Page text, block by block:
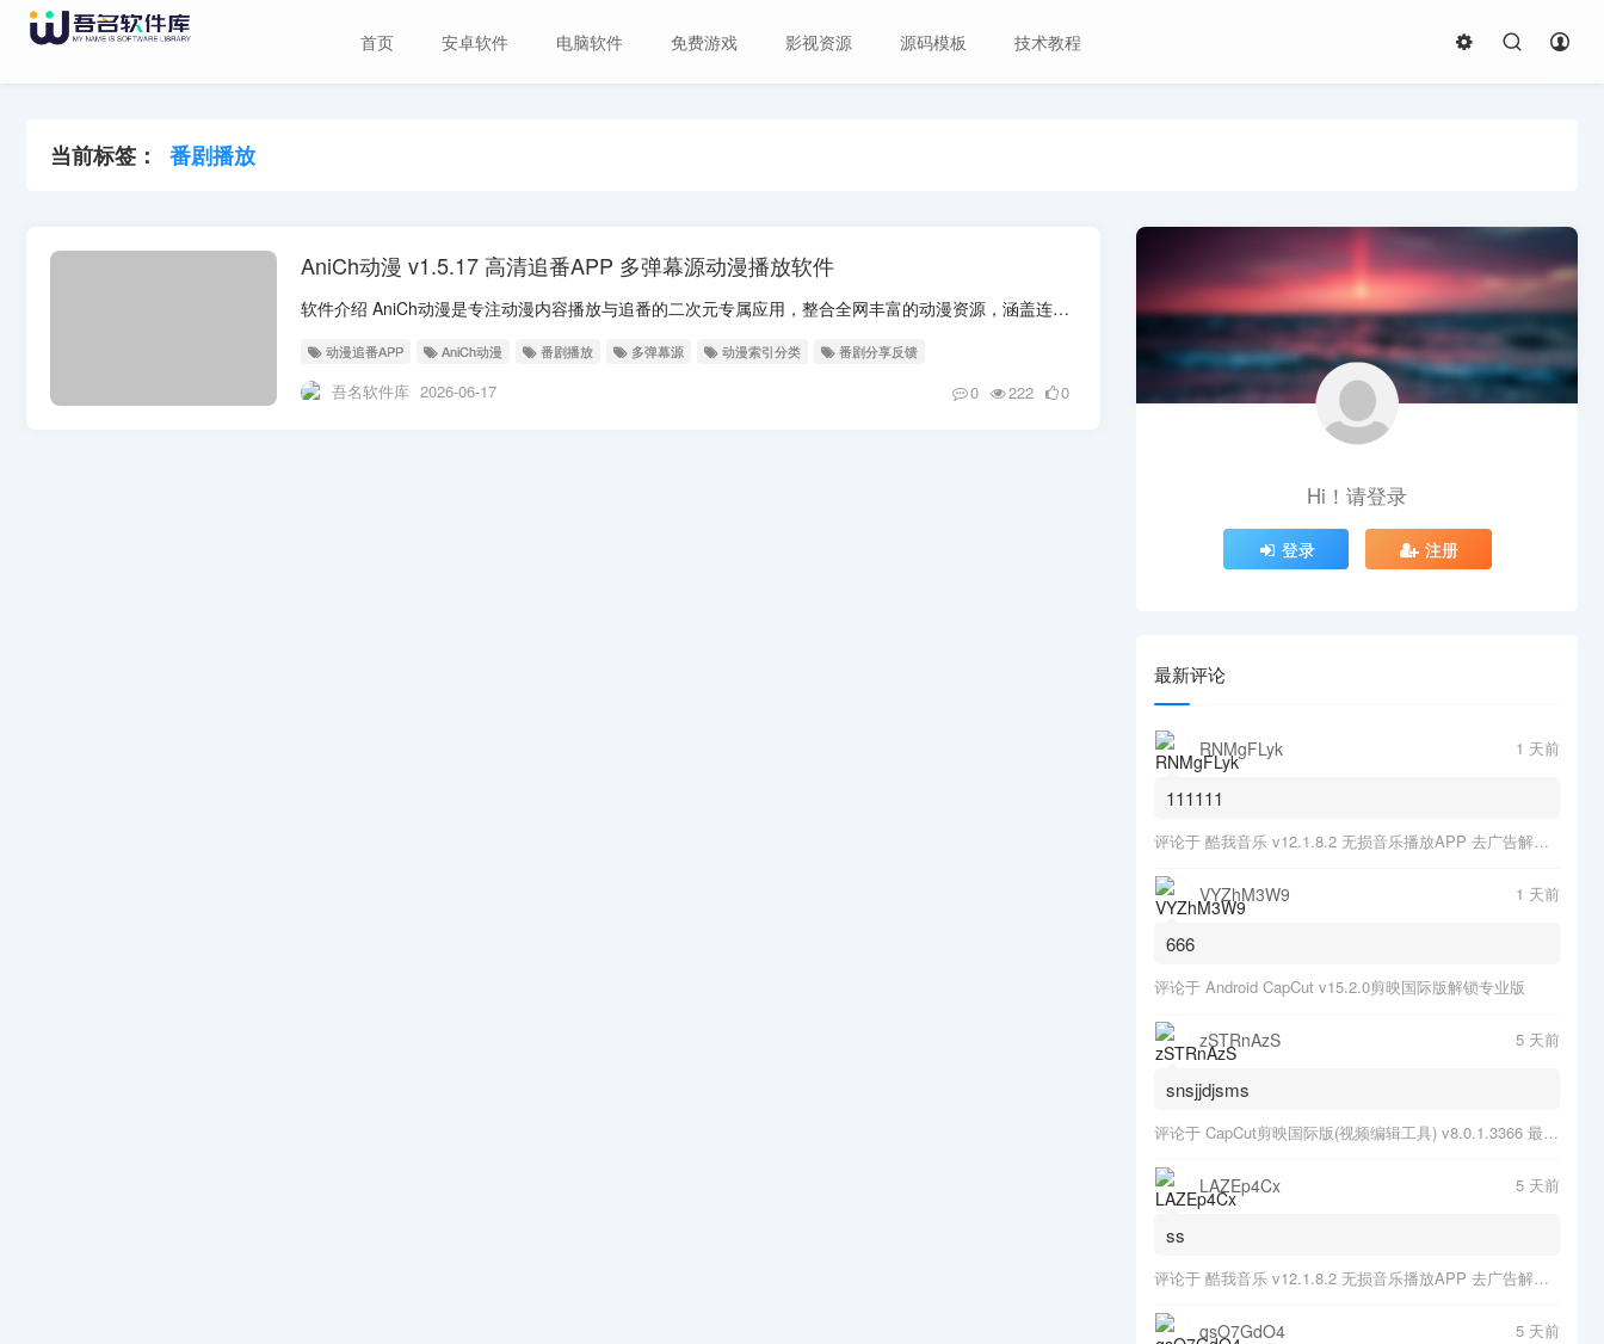
首页 安卓软件 电脑软件 免费游戏 影视资源 源码模板 技术教程
当前标签： 番剧播放
AniCh动漫 v1.5.17 高清追番APP 多弹幕源动漫播放软件
软件介绍 AniCh动漫是专注动漫内容播放与追番的二次元专属应用，整合全网丰富的动漫资源，涵盖连载新番、完结经典动画，题材包含喜剧、剧情、动作冒险等多个类型，同步...
动漫追番APP AniCh动漫 番剧播放 多弹幕源 动漫索引分类 番剧分享反馈
吾名软件库 2026-06-17 0 222 0
Hi！请登录
登录 注册
最新评论
RNMgFLyk 1 天前
111111
评论于 酷我音乐 v12.1.8.2 无损音乐播放APP 去广告解锁会员版
VYZhM3W9 1 天前
666
评论于 Android CapCut v15.2.0剪映国际版解锁专业版
zSTRnAzS 5 天前
snsjjdjsms
评论于 CapCut剪映国际版(视频编辑工具) v8.0.1.3366 最新版
LAZEp4Cx 5 天前
ss
评论于 酷我音乐 v12.1.8.2 无损音乐播放APP 去广告解锁会员版
qsO7GdO4 5 天前